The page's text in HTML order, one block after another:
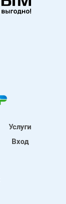
Услуги
Вход